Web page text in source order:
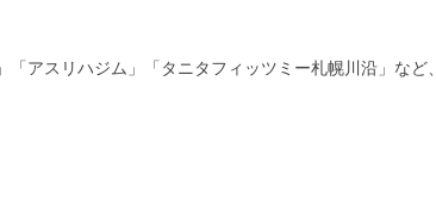
アスリハジム」「タニタフィッツミー札幌川沿」など、